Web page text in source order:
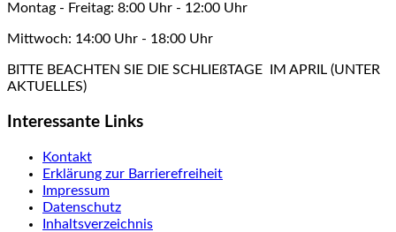
Montag - Freitag: 8:00 Uhr - 12:00 Uhr
Mittwoch: 14:00 Uhr - 18:00 Uhr
BITTE BEACHTEN SIE DIE SCHLIEßTAGE IM APRIL (UNTER
AKTUELLES)
Interessante Links
Kontakt
Erklärung zur Barrierefreiheit
Impressum
Datenschutz
Inhaltsverzeichnis